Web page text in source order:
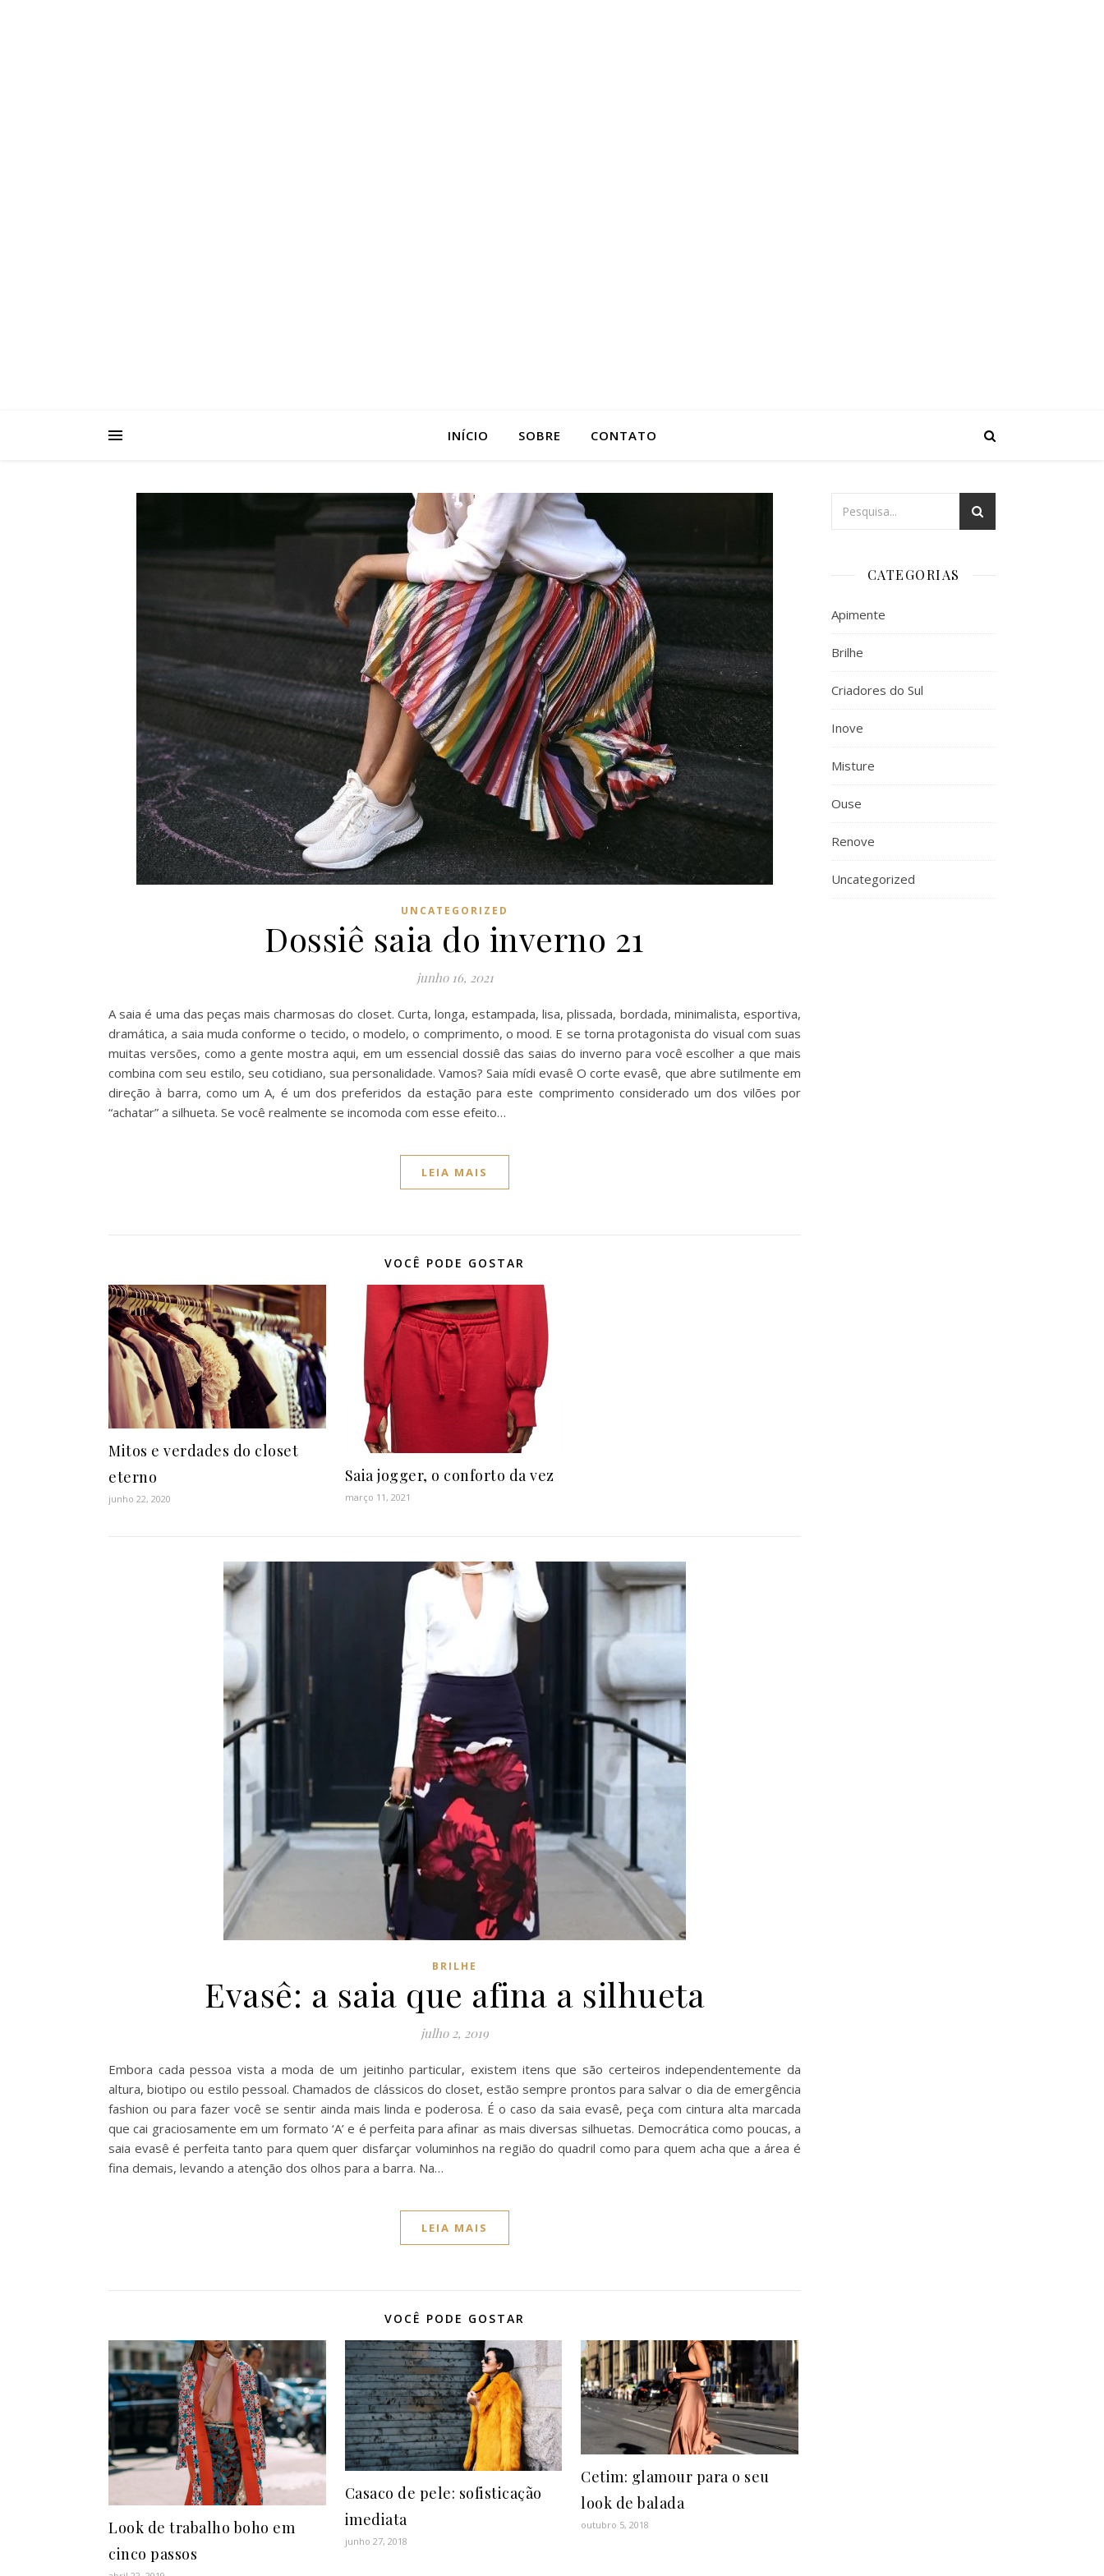
INÍCIO SOBRE CONTATO
UNCATEGORIZED
Dossiê saia do inverno 21
junho 16, 2021
A saia é uma das peças mais charmosas do closet. Curta, longa, estampada, lisa, plissada, bordada, minimalista, esportiva,
dramática, a saia muda conforme o tecido, o modelo, o comprimento, o mood. E se torna protagonista do visual com suas
muitas versões, como a gente mostra aqui, em um essencial dossiê das saias do inverno para você escolher a que mais
combina com seu estilo, seu cotidiano, sua personalidade. Vamos? Saia mídi evasê O corte evasê, que abre sutilmente em
direção à barra, como um A, é um dos preferidos da estação para este comprimento considerado um dos vilões por
“achatar” a silhueta. Se você realmente se incomoda com esse efeito…
LEIA MAIS
VOCÊ PODE GOSTAR
Mitos e verdades do closet
eterno
junho 22, 2020
Saia jogger, o conforto da vez
março 11, 2021
BRILHE
Evasê: a saia que afina a silhueta
julho 2, 2019
Embora cada pessoa vista a moda de um jeitinho particular, existem itens que são certeiros independentemente da
altura, biotipo ou estilo pessoal. Chamados de clássicos do closet, estão sempre prontos para salvar o dia de emergência
fashion ou para fazer você se sentir ainda mais linda e poderosa. É o caso da saia evasê, peça com cintura alta marcada
que cai graciosamente em um formato ‘A’ e é perfeita para afinar as mais diversas silhuetas. Democrática como poucas, a
saia evasê é perfeita tanto para quem quer disfarçar voluminhos na região do quadril como para quem acha que a área é
fina demais, levando a atenção dos olhos para a barra. Na…
LEIA MAIS
VOCÊ PODE GOSTAR
Look de trabalho boho em
cinco passos
Casaco de pele: sofisticação
imediata
junho 27, 2018
Cetim: glamour para o seu
look de balada
outubro 5, 2018
CATEGORIAS
Apimente
Brilhe
Criadores do Sul
Inove
Misture
Ouse
Renove
Uncategorized